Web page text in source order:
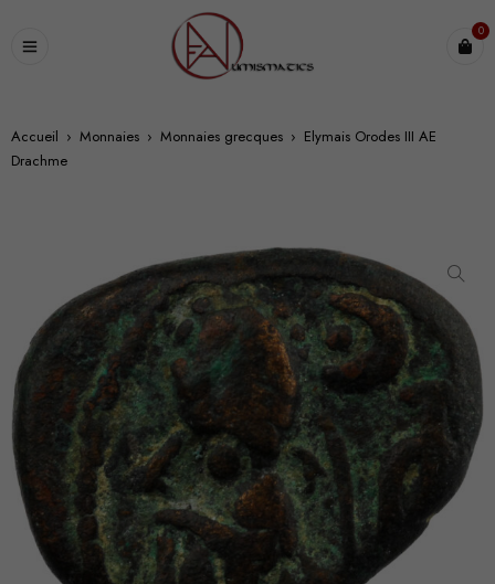
0
Accueil › Monnaies › Monnaies grecques › Elymais Orodes III AE
Drachme